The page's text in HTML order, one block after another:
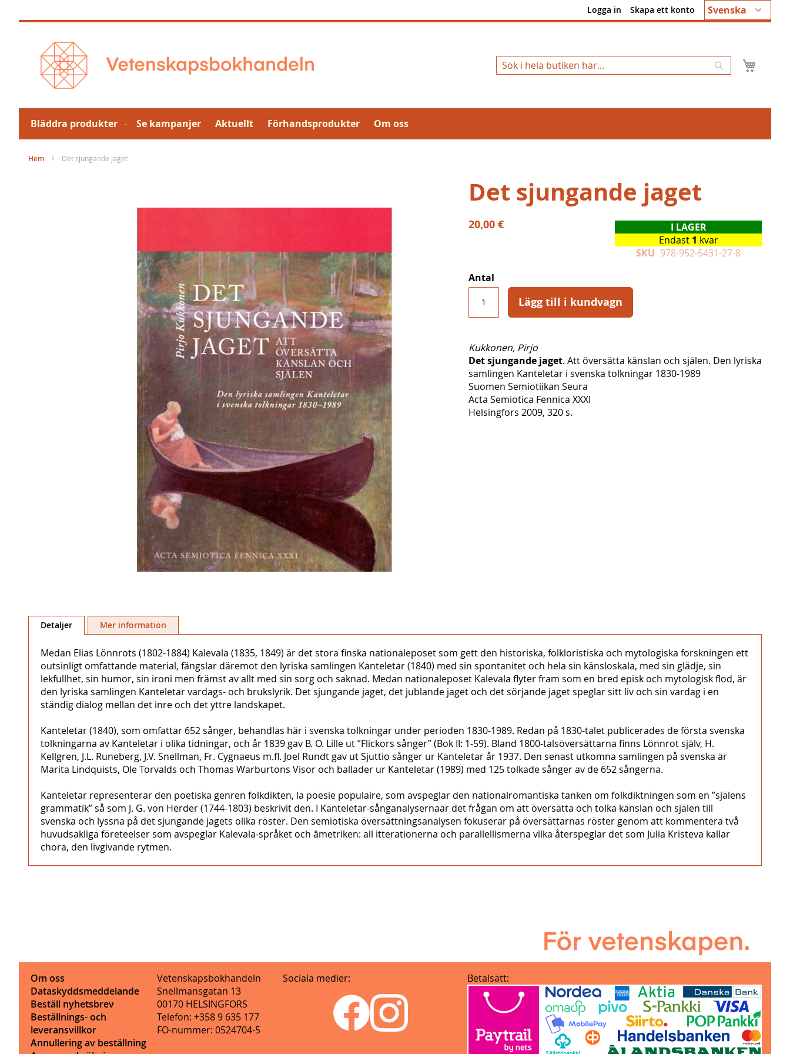
till
Språk
Svenska
Logga in Skapa ett konto
Sök
Bläddra produkter Se kampanjer Aktuellt Förhandsprodukter Om oss
Hem Det sjungande jaget
till
bildgalleriet
Det sjungande jaget
20,00 €
I LAGER
Endast 1 kvar
SKU 978-952-5431-27-8
Antal
Lägg till i kundvagn
Kukkonen, Pirjo
Det sjungande jaget. Att översätta känslan och själen. Den lyriska
samlingen Kanteletar i svenska tolkningar 1830-1989
Suomen Semiotiikan Seura
Acta Semiotica Fennica XXXI
Helsingfors 2009, 320 s.
Detaljer
Medan Elias Lönnrots (1802-1884) Kalevala (1835, 1849) är det stora finska nationaleposet som gett den historiska, folkloristiska och mytologiska forskningen ett
outsinligt omfattande material, fängslar däremot den lyriska samlingen Kanteletar (1840) med sin spontanitet och hela sin känsloskala, med sin glädje, sin
lekfullhet, sin humor, sin ironi men främst av allt med sin sorg och saknad. Medan nationaleposet Kalevala flyter fram som en bred episk och mytologisk flod, är
den lyriska samlingen Kanteletar vardags- och brukslyrik. Det sjungande jaget, det jublande jaget och det sörjande jaget speglar sitt liv och sin vardag i en
ständig dialog mellan det inre och det yttre landskapet.
Kanteletar (1840), som omfattar 652 sånger, behandlas här i svenska tolkningar under perioden 1830-1989. Redan på 1830-talet publicerades de första svenska
tolkningarna av Kanteletar i olika tidningar, och år 1839 gav B. O. Lille ut ”Flickors sånger” (Bok II: 1-59). Bland 1800-talsöversättarna finns Lönnrot själv, H.
Kellgren, J.L. Runeberg, J.V. Snellman, Fr. Cygnaeus m.fl. Joel Rundt gav ut Sjuttio sånger ur Kanteletar år 1937. Den senast utkomna samlingen på svenska är
Marita Lindquists, Ole Torvalds och Thomas Warburtons Visor och ballader ur Kanteletar (1989) med 125 tolkade sånger av de 652 sångerna.
Kanteletar representerar den poetiska genren folkdikten, la poësie populaire, som avspeglar den nationalromantiska tanken om folkdiktningen som en ”själens
grammatik” så som J. G. von Herder (1744-1803) beskrivit den. I Kanteletar-sånganalysernaär det frågan om att översätta och tolka känslan och själen till
svenska och lyssna på det sjungande jagets olika röster. Den semiotiska översättningsanalysen fokuserar på översättarnas röster genom att kommentera två
huvudsakliga företeelser som avspeglar Kalevala-språket och âmetriken: all itterationerna och parallellismerna vilka återspeglar det som Julia Kristeva kallar
chora, den livgivande rytmen.
Mer information
Om oss
Dataskyddsmeddelande
Beställ nyhetsbrev
Beställnings- och
leveransvillkor
Annullering av beställning
Vetenskapsbokhandeln
Snellmansgatan 13
00170 HELSINGFORS
Telefon: +358 9 635 177
FO-nummer: 0524704-5
Sociala medier: Betalsätt: